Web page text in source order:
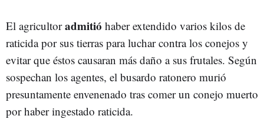
El agricultoradmitió haber extendido varios kilos de
raticida por sus tierras para luchar contra los conejos y
evitar que éstos causaran más daño a sus frutales. Según
sospechan los agentes, el busardo ratonero murió
presuntamente envenenado tras comer un conejo muerto
por haber ingestado raticida.